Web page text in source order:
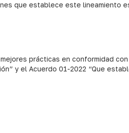
que establece este lineamiento
prácticas en conformidad
y el Acuerdo 01-2022 “Que